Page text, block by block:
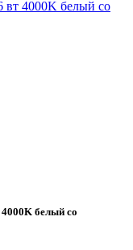
белый со